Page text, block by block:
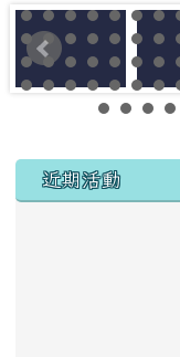
左邊區域內容
近期活動